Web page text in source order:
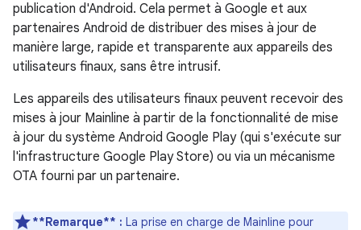
publication d'Android. Cela permet à Google et aux
partenaires Android de distribuer des mises à jour de
manière large, rapide et transparente aux appareils des
utilisateurs finaux, sans être intrusif.
Les appareils des utilisateurs finaux peuvent recevoir des
mises à jour Mainline à partir de la fonctionnalité de mise
à jour du système Android Google Play (qui s'exécute sur
l'infrastructure Google Play Store) ou via un mécanisme
OTA fourni par un partenaire.
**Remarque** : La prise en charge de Mainline pour